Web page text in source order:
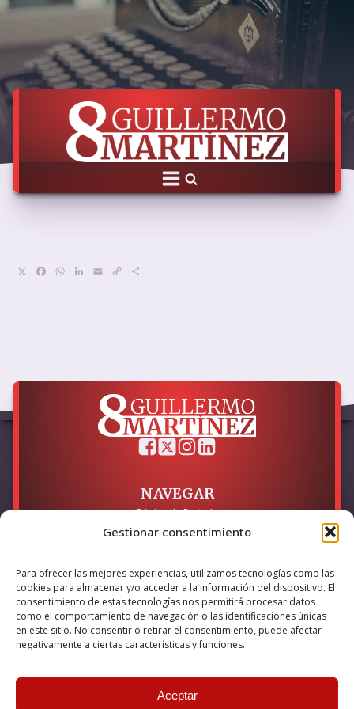
Gestionar consentimiento
Para ofrecer las mejores experiencias, utilizamos tecnologías como las
cookies para almacenar y/o acceder a la información del dispositivo. El
consentimiento de estas tecnologías nos permitirá procesar datos
como el comportamiento de navegación o las identificaciones únicas
en este sitio. No consentir o retirar el consentimiento, puede afectar
negativamente a ciertas características y funciones.
Aceptar
Facebook
WhatsApp
LinkedIn
EmailCopy
NAVEGAR
Página de Portada
Sobre mí / Contacto
LEGAL
Política de Privacidad
Política de Cookies
Accesibilidad
Esta empresa ha sido beneficiaria del bono Kit Digital y lo ha
internet, financiado por la Unión Europea – NextGeneration EU